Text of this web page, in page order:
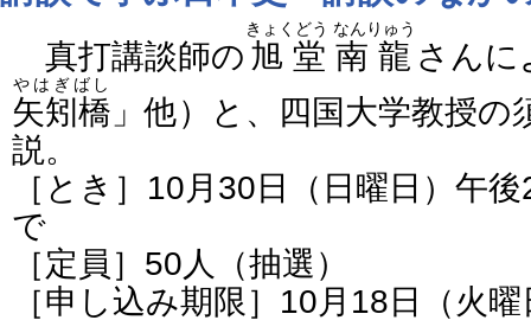
真打講談師の 旭堂南龍
きょくどう なんりゅう
さん
矢矧橋
やはぎばし
」他）と、四国大学教授
説。
［とき］10月30日（日曜日）午
で
［定員］50人（抽選）
［申し込み期限］10月18日（火